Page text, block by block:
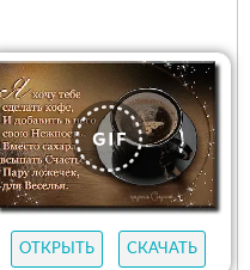
ОТКРЫТЬ СКАЧАТЬ